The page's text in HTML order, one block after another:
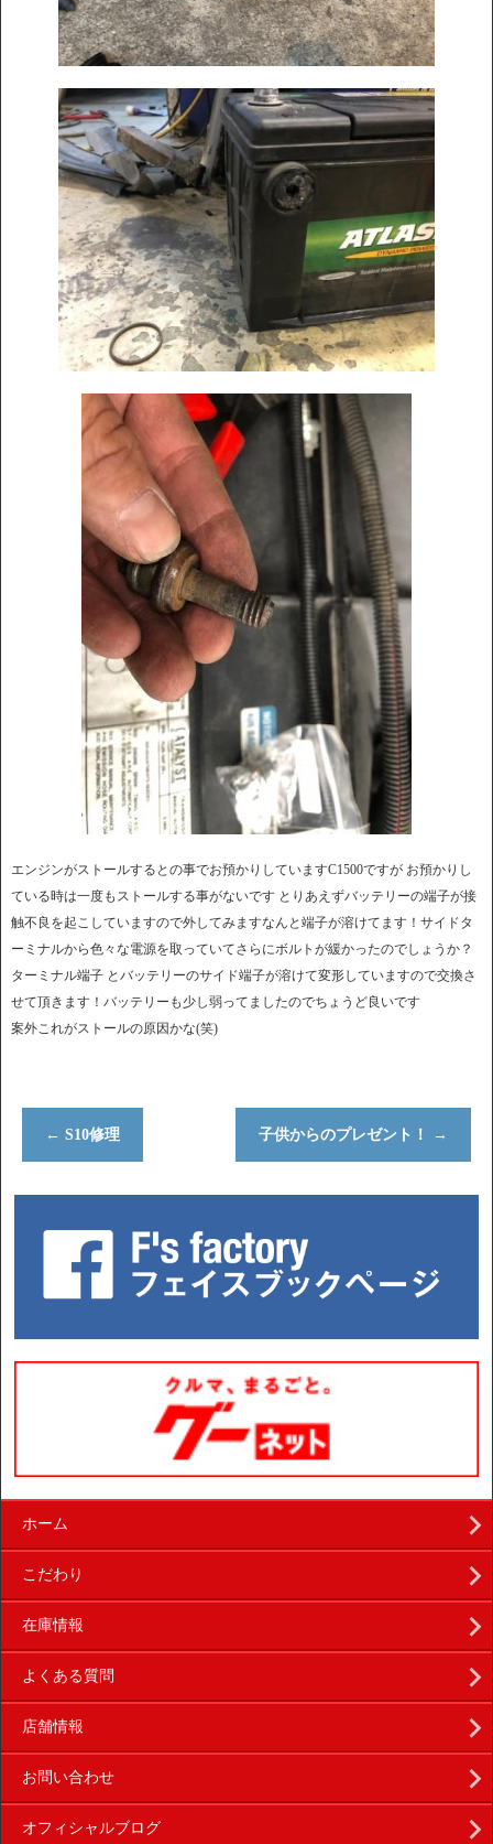
エンジンがストールするとの事でお預かりしていますC1500ですが お預かりし
ている時は一度もストールする事がないです とりあえずバッテリーの端子が接
触不良を起こしていますので外してみますなんと端子が溶けてます！サイドタ
ーミナルから色々な電源を取っていてさらにボルトが緩かったのでしょうか？
ターミナル端子 とバッテリーのサイド端子が溶けて変形していますので交換さ
せて頂きます！バッテリーも少し弱ってましたのでちょうど良いです
案外これがストールの原因かな(笑)
← S10修理 子供からのプレゼント！ →
ホーム
こだわり
在庫情報
よくある質問
店舗情報
お問い合わせ
オフィシャルブログ